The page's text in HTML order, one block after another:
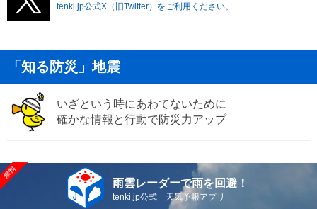
tenki.jp公式X（旧Twitter）をご利用ください。
「知る防災」地震
いざという時にあわてないために
確かな情報と行動で防災力アップ
雨雲レーダーで雨を回避！
tenki.jp公式 天気予報アプリ